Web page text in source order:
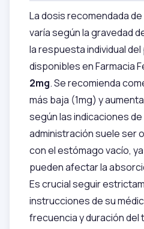
La dosis recomendada
varía según la gravedad
la respuesta individual
disponibles en Farmacia
2mg. Se recomienda
más baja (1mg) y
según las indicaciones de
administración suele ser
con el estómago vacío,
pueden afectar la
Es crucial seguir
instrucciones de su
frecuencia y duración del